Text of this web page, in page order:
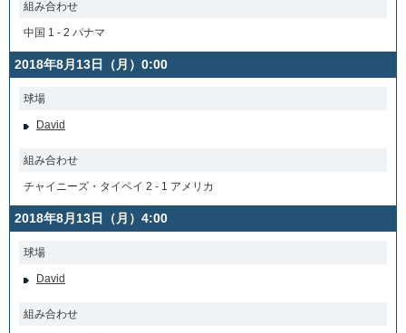
組み合わせ
中国 1 - 2 パナマ
2018年8月13日（月）0:00
球場
David
組み合わせ
チャイニーズ・タイペイ 2 - 1 アメリカ
2018年8月13日（月）4:00
球場
David
組み合わせ